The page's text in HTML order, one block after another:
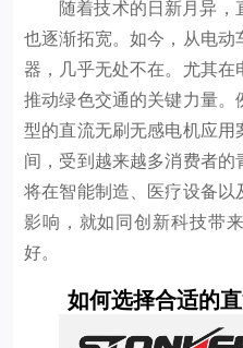
随着技术的日新月异
也逐渐拓宽。如今，从电
器，几乎无处不在。尤其
推动绿色交通的关键力量
型的直流无刷无感电机应
间，受到越来越多消费者
将在智能制造、医疗设备
影响，就如同创新科技带
好。
如何选择合适的